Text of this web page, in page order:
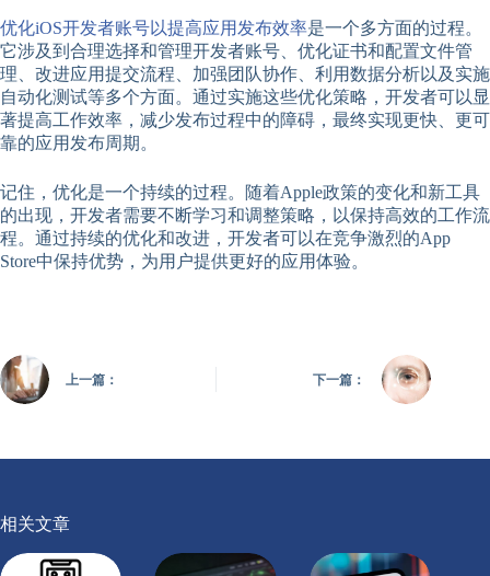
优化iOS开发者账号以提高应用发布效率是一个多方面的过程。
它涉及到合理选择和管理开发者账号、优化证书和配置文件管
理、改进应用提交流程、加强团队协作、利用数据分析以及实施
自动化测试等多个方面。通过实施这些优化策略，开发者可以显
著提高工作效率，减少发布过程中的障碍，最终实现更快、更可
靠的应用发布周期。
记住，优化是一个持续的过程。随着Apple政策的变化和新工具
的出现，开发者需要不断学习和调整策略，以保持高效的工作流
程。通过持续的优化和改进，开发者可以在竞争激烈的App
Store中保持优势，为用户提供更好的应用体验。
上一篇： 下一篇：
相关文章